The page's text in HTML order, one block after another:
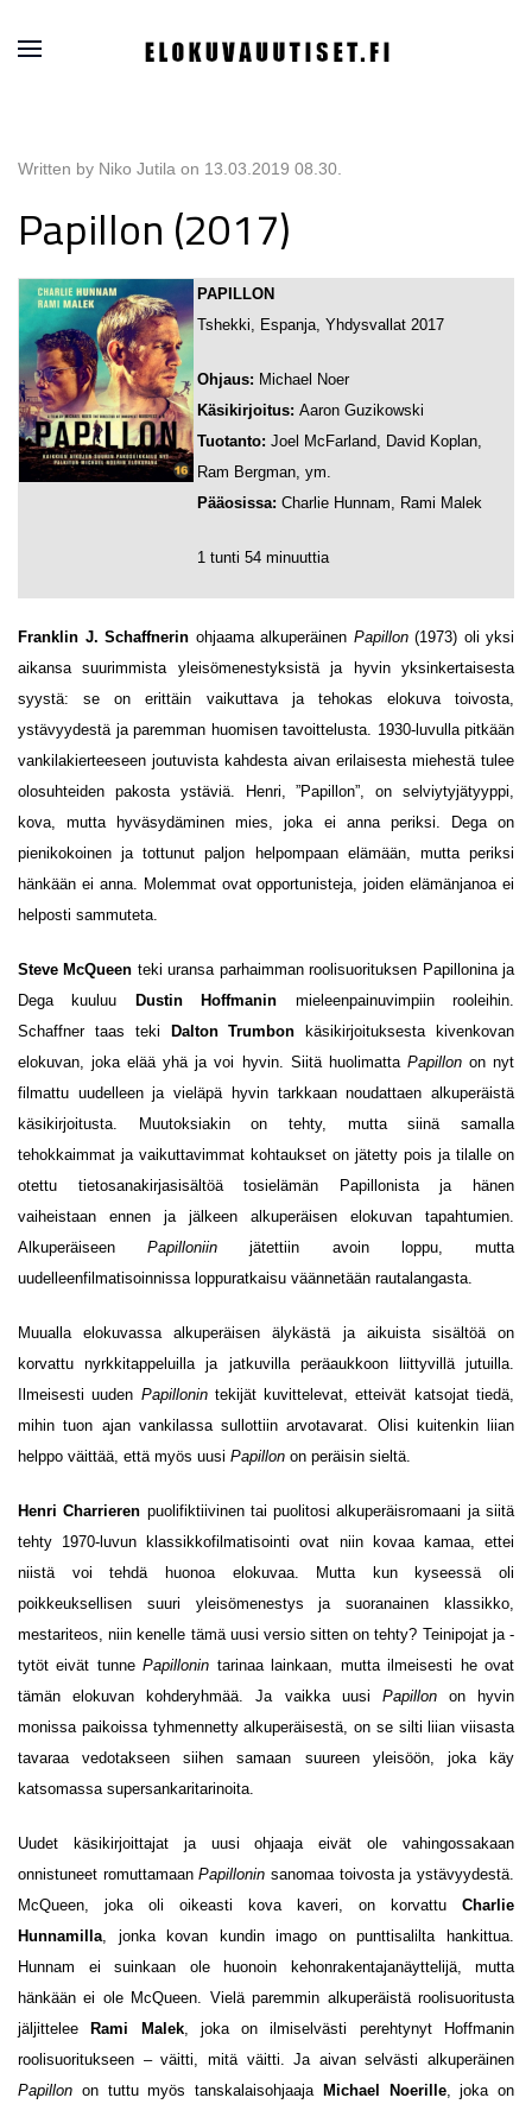
Written by Niko Jutila on 13.03.2019 08.30
Papillon (2017)
PAPILLON
Tshekki, Espanja, Yhdysvallat 2017
Ohjaus: Michael Noer
Käsikirjoitus: Aaron Guzikowski
Tuotanto: Joel McFarland, David Koplan,
Ram Bergman, ym.
Pääosissa: Charlie Hunnam, Rami Malek
1 tunti 54 minuuttia
Franklin J. Schaffnerin ohjaama alkuperäinen Papillon(1973) oli yksi
aikansa suurimmista yleisömenestyksistä ja hyvin yksinkertaisesta
syystä: se on erittäin vaikuttava ja tehokas elokuva toivosta,
ystävyydestä ja paremman huomisen tavoittelusta. 1930-luvulla pitkään
vankilakierteeseen joutuvista kahdesta aivan erilaisesta miehestä tulee
olosuhteiden pakosta ystäviä. Henri, ”Papillon”, on selviytyjätyyppi,
kova, mutta hyväsydäminen mies, joka ei anna periksi. Dega on
pienikokoinen ja tottunut paljon helpompaan elämään, mutta periksi
hänkään ei anna. Molemmat ovat opportunisteja, joiden elämänjanoa ei
helposti sammuteta.
Steve McQueen teki uransa parhaimman roolisuorituksen Papillonina ja
Dega kuuluu
Dustin Hoffmanin mieleenpainuvimpiin rooleihin.
Schaffner taas teki
Dalton Trumbon käsikirjoituksesta kivenkovan
elokuvan, joka elää yhä ja voi hyvin. Siitä huolimatta Papillonon nyt
filmattu uudelleen ja vieläpä hyvin tarkkaan noudattaen alkuperäistä
käsikirjoitusta. Muutoksiakin on tehty, mutta siinä samalla
tehokkaimmat ja vaikuttavimmat kohtaukset on jätetty pois ja tilalle on
otettu tietosanakirjasisältöä tosielämän Papillonista ja hänen
vaiheistaan ennen ja jälkeen alkuperäisen elokuvan tapahtumien.
AlkuperäiseenPapilloniin jätettiin avoin loppu, mutta
uudelleenfilmatisoinnissa loppuratkaisu väännetään rautalangasta.
Muualla elokuvassa alkuperäisen älykästä ja aikuista sisältöä on
korvattu nyrkkitappeluilla ja jatkuvilla peräaukkoon liittyvillä jutuilla.
Ilmeisesti uuden Papillonintekijät kuvittelevat, etteivät katsojat tiedä,
mihin tuon ajan vankilassa sullottiin arvotavarat. Olisi kuitenkin liian
helppo väittää, että myös uusi Papillon on peräisin sieltä.
Henri Charrieren puolifiktiivinen tai puolitosi alkuperäisromaani ja siitä
tehty 1970-luvun klassikkofilmatisointi ovat niin kovaa kamaa, ettei
niistä voi tehdä huonoa elokuvaa. Mutta kun kyseessä oli
poikkeuksellisen suuri yleisömenestys ja suoranainen klassikko,
mestariteos, niin kenelle tämä uusi versio sitten on tehty? Teinipojat ja -
tytöt eivät tunnePapillonin tarinaa lainkaan, mutta ilmeisesti he ovat
tämän elokuvan kohderyhmää. Ja vaikka uusi Papillonon hyvin
monissa paikoissa tyhmennetty alkuperäisestä, on se silti liian viisasta
tavaraa vedotakseen siihen samaan suureen yleisöön, joka käy
katsomassa supersankaritarinoita.
Uudet käsikirjoittajat ja uusi ohjaaja eivät ole vahingossakaan
onnistuneet romuttamaanPapillonin sanomaa toivosta ja ystävyydestä.
McQueen, joka oli oikeasti kova kaveri, on korvattu Charlie
Hunnamilla, jonka kovan kundin imago on punttisalilta hankittua.
Hunnam ei suinkaan ole huonoin kehonrakentajanäyttelijä, mutta
hänkään ei ole McQueen. Vielä paremmin alkuperäistä roolisuoritusta
jäljittelee
Rami Malek, joka on ilmiselvästi perehtynyt Hoffmanin
roolisuoritukseen – väitti, mitä väitti. Ja aivan selvästi alkuperäinen
Papillon on tuttu myös tanskalaisohjaaja Michael Noerille, joka on